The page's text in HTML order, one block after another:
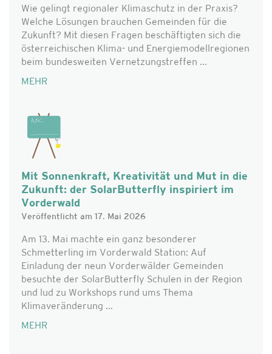
Wie gelingt regionaler Klimaschutz in der Praxis?
Welche Lösungen brauchen Gemeinden für die
Zukunft? Mit diesen Fragen beschäftigten sich die
österreichischen Klima- und Energiemodellregionen
beim bundesweiten Vernetzungstreffen ...
MEHR
Mit Sonnenkraft, Kreativität und Mut in die
Zukunft: der SolarButterfly inspiriert im
Vorderwald
Veröffentlicht am 17. Mai 2026
Am 13. Mai machte ein ganz besonderer
Schmetterling im Vorderwald Station: Auf
Einladung der neun Vorderwälder Gemeinden
besuchte der SolarButterfly Schulen in der Region
und lud zu Workshops rund ums Thema
Klimaveränderung ...
MEHR